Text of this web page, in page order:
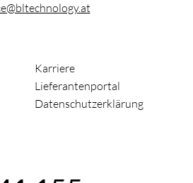
Karriere
Lieferantenportal
Datenschutzerklärung